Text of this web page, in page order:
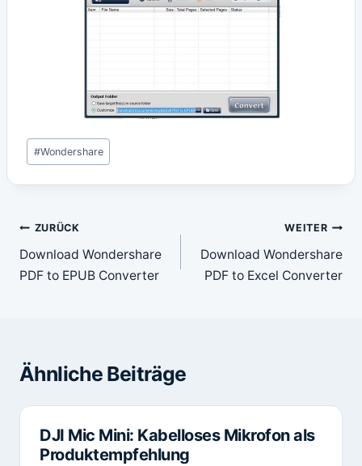
Schlagworte:
#Wondershare
Beitragsnavigation
ZURÜCK
Download Wondershare
PDF to EPUB Converter
WEITER
Download Wondershare
PDF to Excel Converter
Ähnliche Beiträge
DJI Mic Mini: Kabelloses Mikrofon als
Produktempfehlung